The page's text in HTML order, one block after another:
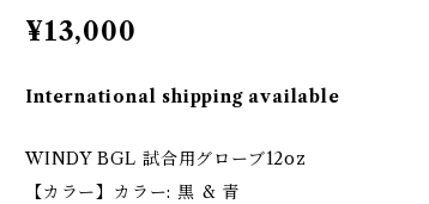
¥13,000
International shipping available
WINDY BGL 試合用グローブ12oz
【カラー】カラー: 黒 & 青